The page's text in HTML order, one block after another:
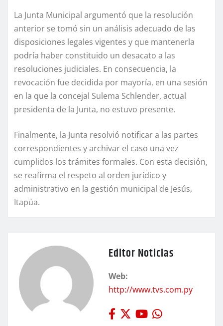
La Junta Municipal argumentó que la resolución
anterior se tomó sin un análisis adecuado de las
disposiciones legales vigentes y que mantenerla
podría haber constituido un desacato a las
resoluciones judiciales. En consecuencia, la
revocación fue decidida por mayoría, en una sesión
en la que la concejal Sulema Schlender, actual
presidenta de la Junta, no estuvo presente.
Finalmente, la Junta resolvió notificar a las partes
correspondientes y archivar el caso una vez
cumplidos los trámites formales. Con esta decisión,
se reafirma el respeto al orden jurídico y
administrativo en la gestión municipal de Jesús,
Itapúa.
Editor Noticias
Web:
http://www.tvs.com.py